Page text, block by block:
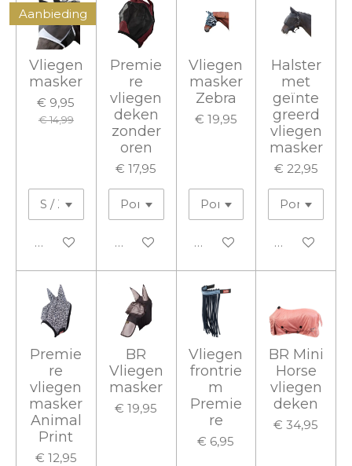
Aanbieding
Vliegen
masker
€ 9,95
€ 14,99
In winkelwagen
Premie
re
vliegen
deken
zonder
oren
€ 17,95
In winkelwagen
Vliegen
masker
Zebra
€ 19,95
In winkelwagen
Halster
met
geïnte
greerd
vliegen
masker
€ 22,95
In
Premie
re
vliegen
masker
Animal
Print
€ 12,95
BR
Vliegen
masker
€ 19,95
Vliegen
frontrie
m
Premie
re
€ 6,95
BR Mini
Horse
vliegen
deken
€ 34,95